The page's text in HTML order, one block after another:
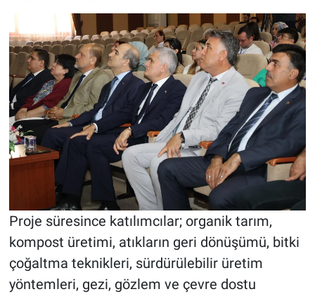
Proje süresince katılımcılar; organik tarım,
kompost üretimi, atıkların geri dönüşümü, bitki
çoğaltma teknikleri, sürdürülebilir üretim
yöntemleri, gezi, gözlem ve çevre dostu